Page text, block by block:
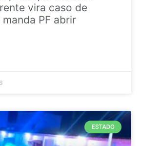
vira caso de
PF abrir
ESTADO